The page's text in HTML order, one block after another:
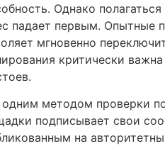
Однако
падает первым. Опытные
мгновенно
критически
методом проверки
подписывает свои
на